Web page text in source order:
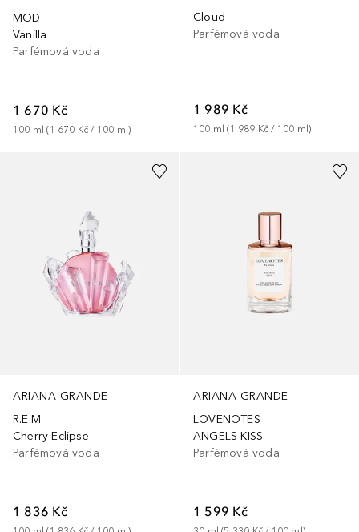
MOD
Vanilla
Parfémová voda
1 670 Kč
100 ml (1 670 Kč / 100 ml)
Cloud
Parfémová voda
1 989 Kč
100 ml (1 989 Kč / 100 ml)
ARIANA GRANDE
R.E.M.
Cherry Eclipse
Parfémová voda
1 836 Kč
ARIANA GRANDE
LOVENOTES
ANGELS KISS
Parfémová voda
1 599 Kč